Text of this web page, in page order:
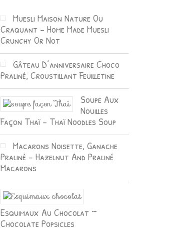
Muesli Maison Nature Ou
Craquant – Home Made Muesli
Crunchy Or Not
Gâteau D’anniversaire Choco
Praliné, Croustillant Feuilletine
Soupe Aux
Nouilles
Façon Thaï – Thaï Noodles Soup
Macarons Noisette, Ganache
Praliné – Hazelnut And Praliné
Macarons
Esquimaux Au Chocolat ~
Chocolate Popsicles